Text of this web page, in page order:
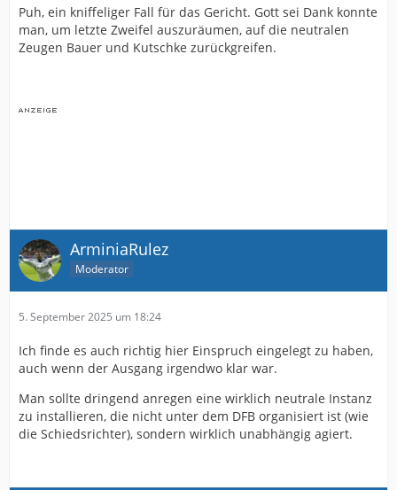
Puh, ein kniffeliger Fall für das Gericht. Gott sei Dank konnte
man, um letzte Zweifel auszuräumen, auf die neutralen
Zeugen Bauer und Kutschke zurückgreifen.
ArminiaRulez
Moderator
5. September 2025 um 18:24
Ich finde es auch richtig hier Einspruch eingelegt zu haben,
auch wenn der Ausgang irgendwo klar war.
Man sollte dringend anregen eine wirklich neutrale Instanz
zu installieren, die nicht unter dem DFB organisiert ist (wie
die Schiedsrichter), sondern wirklich unabhängig agiert.